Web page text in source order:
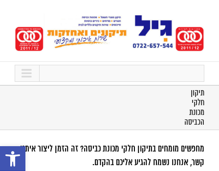
פתח
תיקון
חלקי
מכונת
הכביסה
מחפשים מומחים בתיקון חלקי מכונת כביסה? זה הזמן ליצור איתנו
קשר, אנחנו נשמח להגיע אליכם בהקדם.